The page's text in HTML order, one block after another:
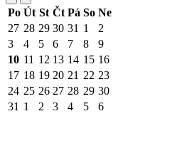
Po Út St Čt Pá So Ne
27 28 29 30 31 1
2
3
4 5 6 7 8
9
10 11 12 13 14 15 16
17 18 19 20 21 22 23
24 25 26 27 28 29 30
31 1 2 3 4 5 6